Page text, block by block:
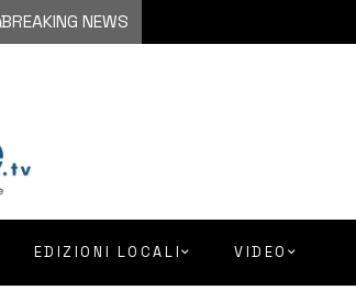
BREAKING NEWS
EDIZIONI LOCALI VIDEO